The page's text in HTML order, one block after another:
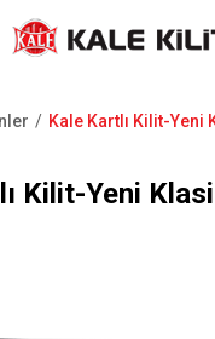
Kale Kartlı Kilit-Yeni
Kilit-Yeni